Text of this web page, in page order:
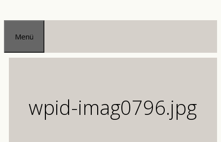
Zum
Inhalt
springen
Menü
wpid-imag0796.jpg